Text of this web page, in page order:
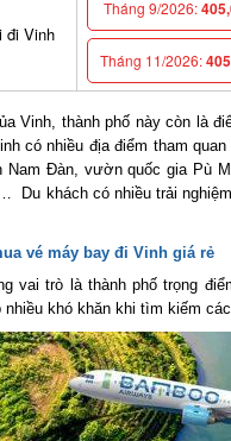
Vinh
Tháng 9/2026:
Tháng 11/2026:
Vinh, thành phố này còn là
có nhiều địa điểm tham
Nam Đàn, vườn quốc gia Pù
Du khách có nhiều trải
vé máy bay đi Vinh giá rẻ
vai trò là thành phố trọng
nhiều khó khăn khi tìm kiếm